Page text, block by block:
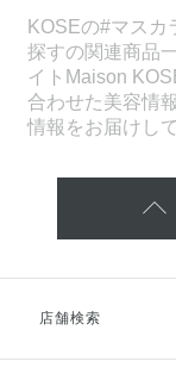
KOSEの#マスカ
探すの関連商品
イトMaison
合わせた美容情
情報をお届けし
店舗検索